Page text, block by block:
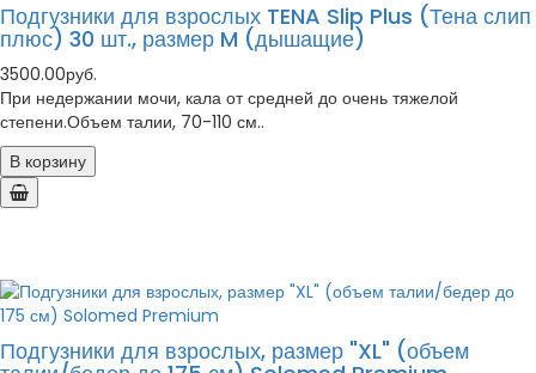
Подгузники для взрослых TENA Slip Plus (Тена слип
плюс) 30 шт., размер M (дышащие)
3500.00руб.
При недержании мочи, кала от средней до очень тяжелой
степени.Объем талии, 70-110 см..
В корзину
Подгузники для взрослых, размер "XL" (объем